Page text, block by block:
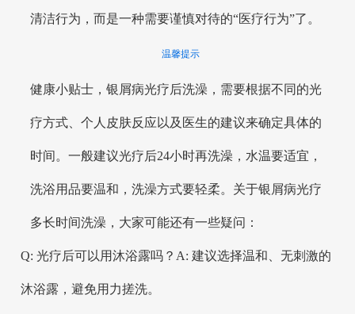
清洁行为，而是一种需要谨慎对待的“医疗行为”了。
温馨提示
健康小贴士，银屑病光疗后洗澡，需要根据不同的光
疗方式、个人皮肤反应以及医生的建议来确定具体的
时间。一般建议光疗后24小时再洗澡，水温要适宜，
洗浴用品要温和，洗澡方式要轻柔。关于银屑病光疗
多长时间洗澡，大家可能还有一些疑问：
Q: 光疗后可以用沐浴露吗？A: 建议选择温和、无刺激的
沐浴露，避免用力搓洗。